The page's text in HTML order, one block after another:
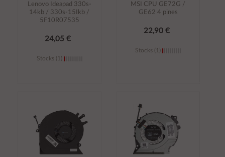
Lenovo Ideapad 330s-
14kb / 330s-15Ikb /
5F10R07535
24,05 €
Stocks (1)
MSI CPU GE72G /
GE62 4 pines
22,90 €
Stocks (1)